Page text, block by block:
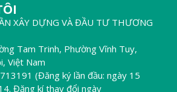
XÂY DỰNG VÀ ĐẦU TƯ THƯƠNG
Tam Trinh, Phường Vĩnh Tuy,
Việt Nam
(Đăng ký lần đầu: ngày 15
Đăng kí thay đổi ngày